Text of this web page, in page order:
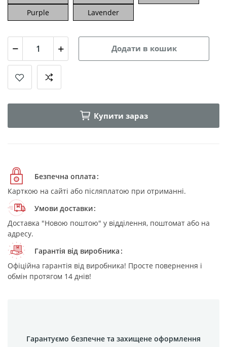
Purple
Lavender
Додати в кошик
Купити зараз
Безпечна оплата
Карткою на сайті або післяплатою при отриманні.
Умови доставки
Доставка "Новою поштою" у відділення, поштомат або на
адресу.
Гарантія від виробника
Офіційна гарантія від виробника! Просте повернення і
обмін протягом 14 днів!
Гарантуємо безпечне та захищене оформлення